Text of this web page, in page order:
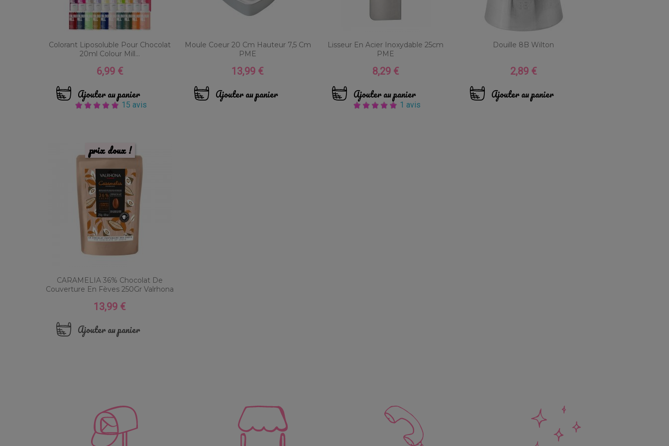
Colorant Liposoluble Pour Chocolat
20ml Colour Mill...
Prix
6,99 €
Ajouter au panier
15 avis
Moule Coeur 20 Cm Hauteur 7,5 Cm
PME
Prix
13,99 €
Ajouter au panier
Lisseur En Acier Inoxydable 25cm
PME
Prix
8,29 €
Ajouter au panier
1 avis
Douille 8B Wilton
Prix
2,89 €
Ajouter au panier
CARAMELIA 36% Chocolat De
Couverture En Fèves 250Gr Valrhona
Prix
13,99 €
Ajouter au panier
prix doux !